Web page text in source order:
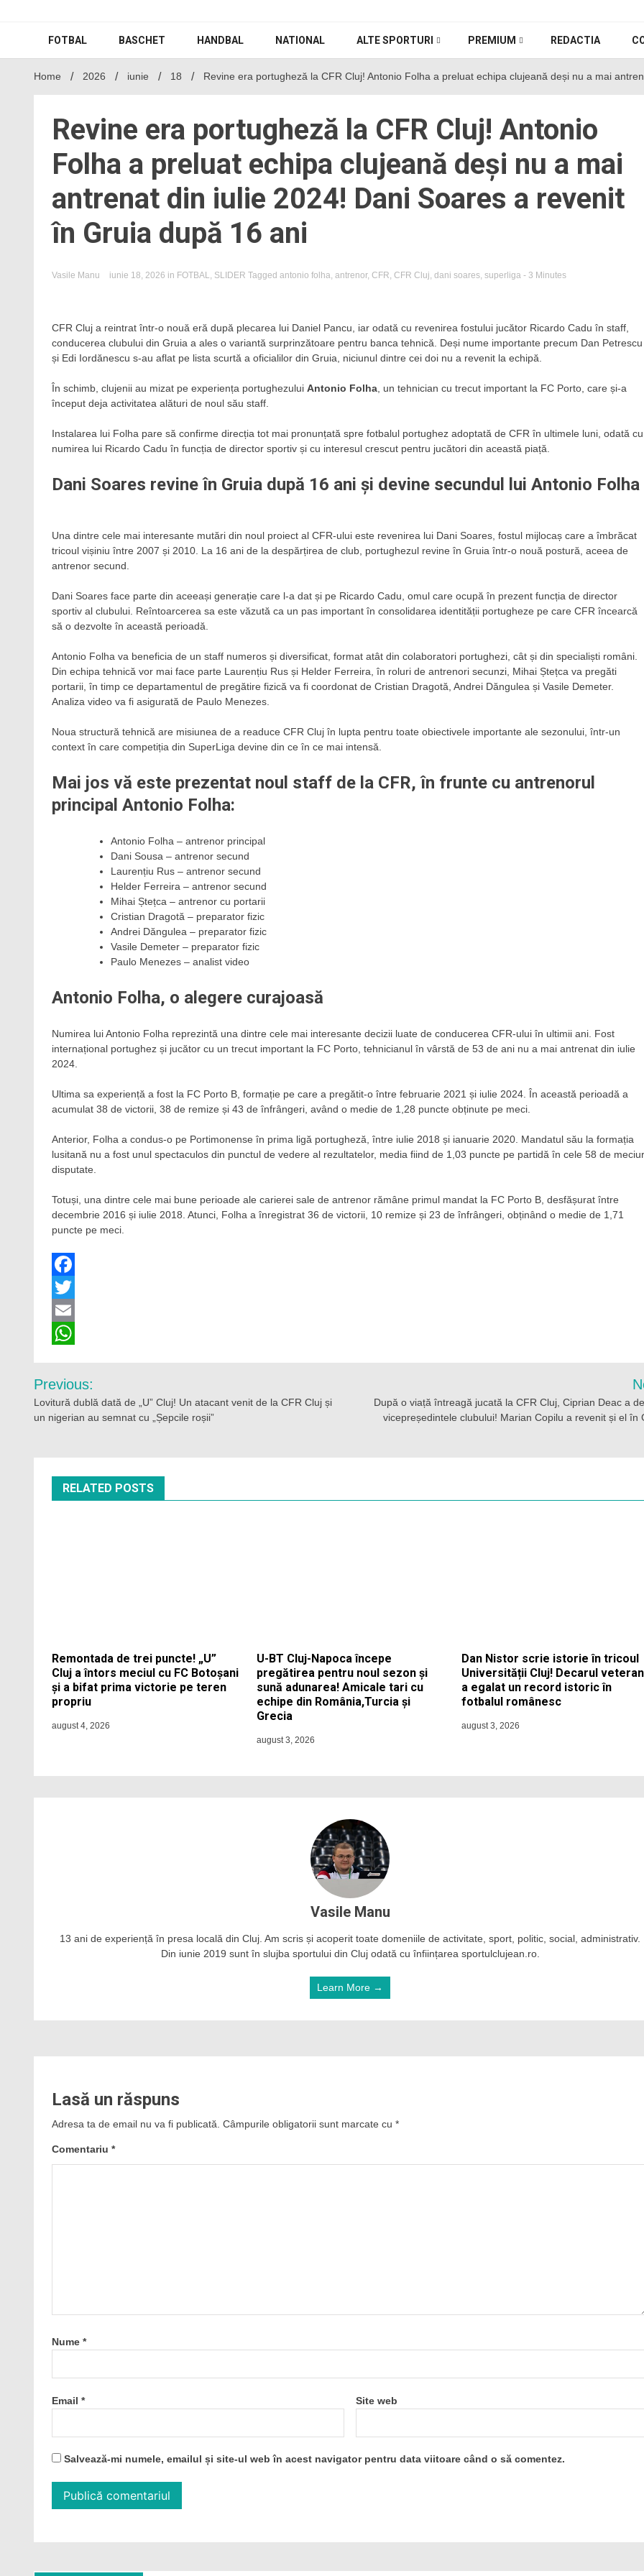
FOTBAL BASCHET HANDBAL NATIONAL ALTE SPORTURI PREMIUM REDACTIA
Home 2026 iunie 18 Revine era portugheză la CFR Cluj! Antonio Folha a preluat echipa clujeană deși nu a mai
Revine era portugheză la CFR Cluj! Antonio
Folha a preluat echipa clujeană deși nu a mai
antrenat din iulie 2024! Dani Soares a revenit
în Gruia după 16 ani
Vasile Manu iunie 18, 2026 in FOTBAL, SLIDER Tagged antonio folha, antrenor, CFR, CFR Cluj, dani soares, superliga - 3 Minutes
CFR Cluj a reintrat într-o nouă eră după plecarea lui Daniel Pancu, iar odată cu revenirea fostului jucător Ricardo Cadu în staff,
conducerea clubului din Gruia a ales o variantă surprinzătoare pentru banca tehnică. Deși nume importante precum Dan Petrescu
și Edi Iordănescu s-au aflat pe lista scurtă a oficialilor din Gruia, niciunul dintre cei doi nu a revenit la echipă.
În schimb, clujenii au mizat pe experiența portughezului Antonio Folha , un tehnician cu trecut important la FC Porto, care și-a
început deja activitatea alături de noul său staff.
Instalarea lui Folha pare să confirme direcția tot mai pronunțată spre fotbalul portughez adoptată de CFR în ultimele luni, odată cu
numirea lui Ricardo Cadu în funcția de director sportiv și cu interesul crescut pentru jucători din această piață.
Dani Soares revine în Gruia după 16 ani și devine secundul lui Antonio Folha
Una dintre cele mai interesante mutări din noul proiect al CFR-ului este revenirea lui Dani Soares, fostul mijlocaș care a îmbrăcat
tricoul vișiniu între 2007 și 2010. La 16 ani de la despărțirea de club, portughezul revine în Gruia într-o nouă postură, aceea de
antrenor secund.
Dani Soares face parte din aceeași generație care l-a dat și pe Ricardo Cadu, omul care ocupă în prezent funcția de director
sportiv al clubului. Reîntoarcerea sa este văzută ca un pas important în consolidarea identității portugheze pe care CFR încearcă
să o dezvolte în această perioadă.
Antonio Folha va beneficia de un staff numeros și diversificat, format atât din colaboratori portughezi, cât și din specialiști români.
Din echipa tehnică vor mai face parte Laurențiu Rus și Helder Ferreira, în roluri de antrenori secunzi, Mihai Ștețca va pregăti
portarii, în timp ce departamentul de pregătire fizică va fi coordonat de Cristian Dragotă, Andrei Dăngulea și Vasile Demeter.
Analiza video va fi asigurată de Paulo Menezes.
Noua structură tehnică are misiunea de a readuce CFR Cluj în lupta pentru toate obiectivele importante ale sezonului, într-un
context în care competiția din SuperLiga devine din ce în ce mai intensă.
Mai jos vă este prezentat noul staff de la CFR, în frunte cu antrenorul
principal Antonio Folha:
Antonio Folha – antrenor principal
Dani Sousa – antrenor secund
Laurențiu Rus – antrenor secund
Helder Ferreira – antrenor secund
Mihai Ștețca – antrenor cu portarii
Cristian Dragotă – preparator fizic
Andrei Dăngulea – preparator fizic
Vasile Demeter – preparator fizic
Paulo Menezes – analist video
Antonio Folha, o alegere curajoasă
Numirea lui Antonio Folha reprezintă una dintre cele mai interesante decizii luate de conducerea CFR-ului în ultimii ani. Fost
internațional portughez și jucător cu un trecut important la FC Porto, tehnicianul în vârstă de 53 de ani nu a mai antrenat din iulie
2024.
Ultima sa experiență a fost la FC Porto B, formație pe care a pregătit-o între februarie 2021 și iulie 2024. În această perioadă a
acumulat 38 de victorii, 38 de remize și 43 de înfrângeri, având o medie de 1,28 puncte obținute pe meci.
Anterior, Folha a condus-o pe Portimonense în prima ligă portugheză, între iulie 2018 și ianuarie 2020. Mandatul său la formația
lusitană nu a fost unul spectaculos din punctul de vedere al rezultatelor, media fiind de 1,03 puncte pe partidă în cele 58 de
disputate.
Totuși, una dintre cele mai bune perioade ale carierei sale de antrenor rămâne primul mandat la FC Porto B, desfășurat între
decembrie 2016 și iulie 2018. Atunci, Folha a înregistrat 36 de victorii, 10 remize și 23 de înfrângeri, obținând o medie de 1,71
puncte pe meci.
Facebook
Twitter
Email
Navigare
în
Previous:
Lovitură dublă dată de „U” Cluj! Un atacant venit de la CFR Cluj și
un nigerian au semnat cu „Șepcile roșii”
După o viață întreagă jucată la CFR Cluj, Ciprian Deac a
vicepreședintele clubului! Marian Copilu a revenit și el în
RELATED POSTS
Remontada de trei puncte! „U”
Cluj a întors meciul cu FC Botoșani
și a bifat prima victorie pe teren
propriu
august 4, 2026
U-BT Cluj-Napoca începe
pregătirea pentru noul sezon și
sună adunarea! Amicale tari cu
echipe din România,Turcia și
Grecia
august 3, 2026
Dan Nistor scrie istorie în tricoul
Universității Cluj! Decarul veteran
a egalat un record istoric în
fotbalul românesc
august 3, 2026
Vasile Manu
13 ani de experiență în presa locală din Cluj. Am scris și acoperit toate domeniile de activitate, sport, politic, social, administrativ.
Din iunie 2019 sunt în slujba sportului din Cluj odată cu înființarea sportulclujean.ro.
Learn More →
Lasă un răspuns
Adresa ta de email nu va fi publicată. Câmpurile obligatorii sunt marcate cu *
Comentariu *
Nume *
Email * Site web
Salvează-mi numele, emailul și site-ul web în acest navigator pentru data viitoare când o să comentez.